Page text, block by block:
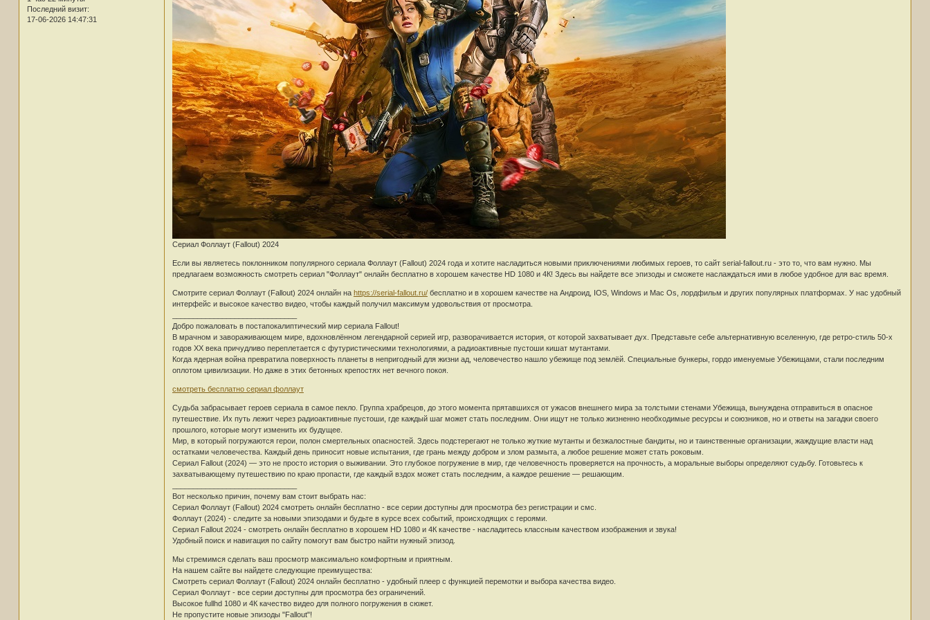
Последний визит:
17-06-2026 14:47:31
Сериал Фоллаут (Fallout) 2024
Если вы являетесь поклонником популярного сериала Фоллаут (Fallout) 2024 года и хотите насладиться новыми приключениями любимых героев, то сайт serial-fallout.ru - это то, что вам нужно. Мы
предлагаем возможность смотреть сериал "Фоллаут" онлайн бесплатно в хорошем качестве HD 1080 и 4К! Здесь вы найдете все эпизоды и сможете наслаждаться ими в любое удобное для вас время.
Смотрите сериал Фоллаут (Fallout) 2024 онлайн на https://serial-fallout.ru/бесплатно и в хорошем качестве на Андроид, IOS, Windows и Mac Os, лордфильм и других популярных платформах. У нас удобный
интерфейс и высокое качество видео, чтобы каждый получил максимум удовольствия от просмотра.
Добро пожаловать в постапокалиптический мир сериала Fallout!
В мрачном и завораживающем мире, вдохновлённом легендарной серией игр, разворачивается история, от которой захватывает дух. Представьте себе альтернативную вселенную, где ретро-стиль 50-х
годов XX века причудливо переплетается с футуристическими технологиями, а радиоактивные пустоши кишат мутантами.
Когда ядерная война превратила поверхность планеты в непригодный для жизни ад, человечество нашло убежище под землёй. Специальные бункеры, гордо именуемые Убежищами, стали последним
оплотом цивилизации. Но даже в этих бетонных крепостях нет вечного покоя.
смотреть бесплатно сериал фоллаут
Судьба забрасывает героев сериала в самое пекло. Группа храбрецов, до этого момента прятавшихся от ужасов внешнего мира за толстыми стенами Убежища, вынуждена отправиться в опасное
путешествие. Их путь лежит через радиоактивные пустоши, где каждый шаг может стать последним. Они ищут не только жизненно необходимые ресурсы и союзников, но и ответы на загадки своего
прошлого, которые могут изменить их будущее.
Мир, в который погружаются герои, полон смертельных опасностей. Здесь подстерегают не только жуткие мутанты и безжалостные бандиты, но и таинственные организации, жаждущие власти над
остатками человечества. Каждый день приносит новые испытания, где грань между добром и злом размыта, а любое решение может стать роковым.
Сериал Fallout (2024) — это не просто история о выживании. Это глубокое погружение в мир, где человечность проверяется на прочность, а моральные выборы определяют судьбу. Готовьтесь к
захватывающему путешествию по краю пропасти, где каждый вздох может стать последним, а каждое решение — решающим.
Вот несколько причин, почему вам стоит выбрать нас:
Сериал Фоллаут (Fallout) 2024 смотреть онлайн бесплатно - все серии доступны для просмотра без регистрации и смс.
Фоллаут (2024) - следите за новыми эпизодами и будьте в курсе всех событий, происходящих с героями.
Сериал Fallout 2024 - смотреть онлайн бесплатно в хорошем HD 1080 и 4К качестве - насладитесь классным качеством изображения и звука!
Удобный поиск и навигация по сайту помогут вам быстро найти нужный эпизод.
Мы стремимся сделать ваш просмотр максимально комфортным и приятным.
На нашем сайте вы найдете следующие преимущества:
Смотреть сериал Фоллаут (Fallout) 2024 онлайн бесплатно - удобный плеер с функцией перемотки и выбора качества видео.
Сериал Фоллаут - все серии доступны для просмотра без ограничений.
Высокое fullhd 1080 и 4К качество видео для полного погружения в сюжет.
Не пропустите новые эпизоды "Fallout"!